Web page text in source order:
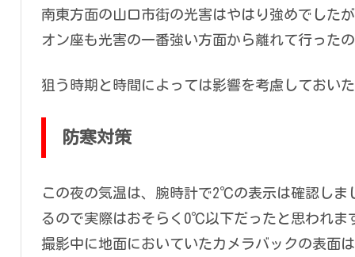
南東方面の山口市街の光害はやはり強めでした
オン座も光害の一番強い方面から離れて行った
狙う時期と時間によっては影響を考慮しておい
防寒対策
この夜の気温は、腕時計で2℃の表示は確認し
るので実際はおそらく0℃以下だったと思われま
撮影中に地面においていたカメラバックの表面